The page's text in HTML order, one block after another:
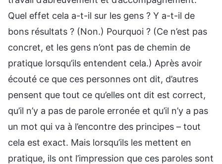
Quel effet cela a-t-il sur les gens ? Y a-t-il de
bons résultats ? (Non.) Pourquoi ? (Ce n’est pas
concret, et les gens n’ont pas de chemin de
pratique lorsqu’ils entendent cela.) Après avoir
écouté ce que ces personnes ont dit, d’autres
pensent que tout ce qu’elles ont dit est correct,
qu’il n’y a pas de parole erronée et qu’il n’y a pas
un mot qui va à l’encontre des principes – tout
cela est exact. Mais lorsqu’ils les mettent en
pratique, ils ont l’impression que ces paroles sont